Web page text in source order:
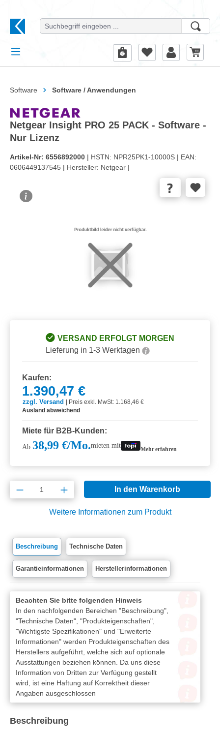
Software Software / Anwendungen
Netgear Insight PRO 25 PACK - Software -
Nur Lizenz
Artikel-Nr: 6556892000 | HSTN: NPR25PK1-10000S | EAN:
0606449137545 | Hersteller: Netgear |
VERSAND ERFOLGT MORGEN
Lieferung in 1-3 Werktagen
Kaufen:
1.390,47 €
zzgl. Versand
Preis exkl. MwSt: 1.168,46 €
Ausland abweichend
Miete für B2B-Kunden:
Ab 38,99 €/Mo.mieten mit Mehr erfahren
Produkt Anzahl: Gib den gewünschten
In den Warenkorb
Weitere Informationen zum Produkt
Beschreibung Technische Daten
Garantieinformationen Herstellerinformationen
Beachten Sie bitte folgenden Hinweis
In den nachfolgenden Bereichen "Beschreibung",
"Technische Daten", "Produkteigenschaften",
"Wichtigste Spezifikationen" und "Erweiterte
Informationen" werden Produkteigenschaften des
Herstellers aufgeführt, welche sich auf optionale
Ausstattungen beziehen können. Da uns diese
Information von Dritten zur Verfügung gestellt
wird, ist eine Haftung auf Korrektheit dieser
Angaben ausgeschlossen
Beschreibung